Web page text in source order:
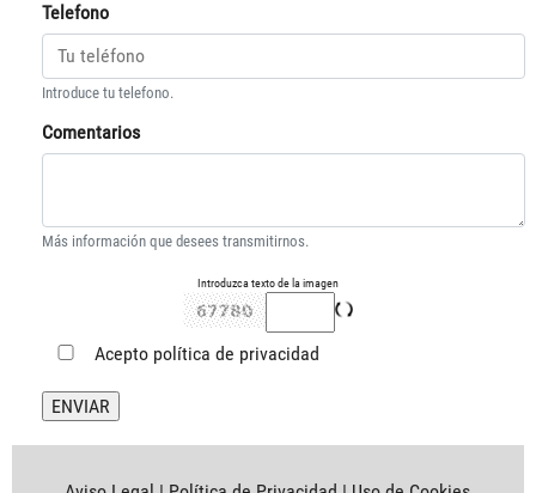
Telefono
Introduce tu telefono.
Comentarios
Más información que desees transmitirnos.
Introduzca texto de la imagen
Acepto política de privacidad